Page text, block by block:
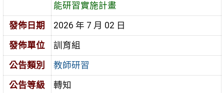
能研習實施計畫
發佈日期
2026 年 7 月 02 日
發佈單位
訓育組
公告類別
教師研習
公告等級
轉知